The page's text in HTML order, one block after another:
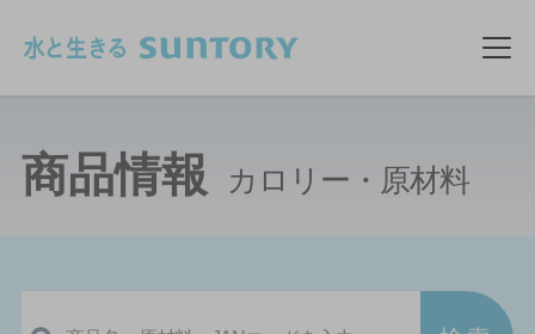
メ
商品情報 カロリー・原材料